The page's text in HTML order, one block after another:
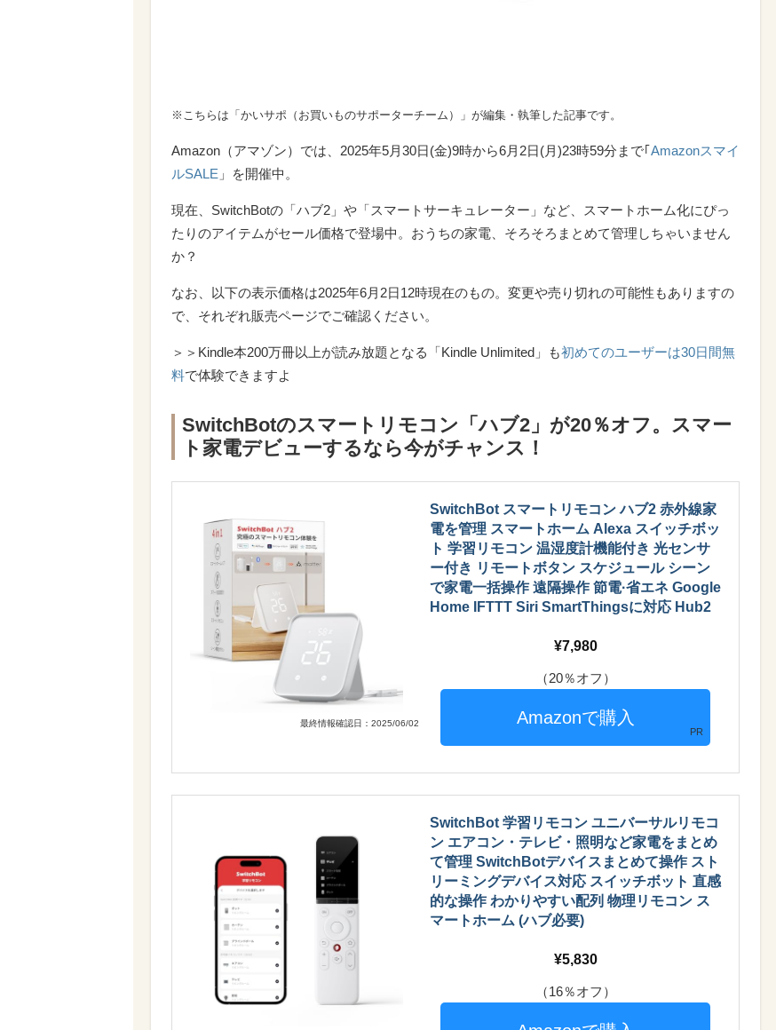
※こちらは「かいサポ（お買いものサポーターチーム）」が編集・執筆した記事です。
Amazon（アマゾン）では、2025年5月30日(金)9時から6月2日(月)23時59分まで｢Amazonスマイ
ルSALE 」を開催中。
現在、SwitchBotの「ハブ2」や「スマートサーキュレーター」など、スマートホーム化にぴっ
たりのアイテムがセール価格で登場中。おうちの家電、そろそろまとめて管理しちゃいません
か？
なお、以下の表示価格は2025年6月2日12時現在のもの。変更や売り切れの可能性もありますの
で、それぞれ販売ページでご確認ください。
＞＞Kindle本200万冊以上が読み放題となる「Kindle Unlimited」も初めてのユーザーは30日間無
料で体験できますよ
SwitchBotのスマートリモコン「ハブ2」が20％オフ。スマー
ト家電デビューするなら今がチャンス！
SwitchBot スマートリモコン ハブ2 赤外線家
電を管理 スマートホーム Alexa スイッチボッ
ト 学習リモコン 温湿度計機能付き 光センサ
ー付き リモートボタン スケジュール シーン
で家電一括操作 遠隔操作 節電·省エネ Google
Home IFTTT Siri SmartThingsに対応 Hub2
7,980
（20％オフ）
PR
最終情報確認日：2025/06/02
SwitchBot 学習リモコン ユニバーサルリモコ
ン エアコン・テレビ・照明など家電をまとめ
て管理 SwitchBotデバイスまとめて操作 スト
リーミングデバイス対応 スイッチボット 直感
的な操作 わかりやすい配列 物理リモコン ス
マートホーム (ハブ必要)
5,830
（16％オフ）